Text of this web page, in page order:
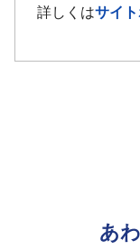
詳しくはサイ
あ